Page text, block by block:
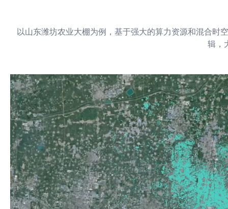
以山东潍坊农业大棚为例，基于强大的算力资源和混合时
辑，